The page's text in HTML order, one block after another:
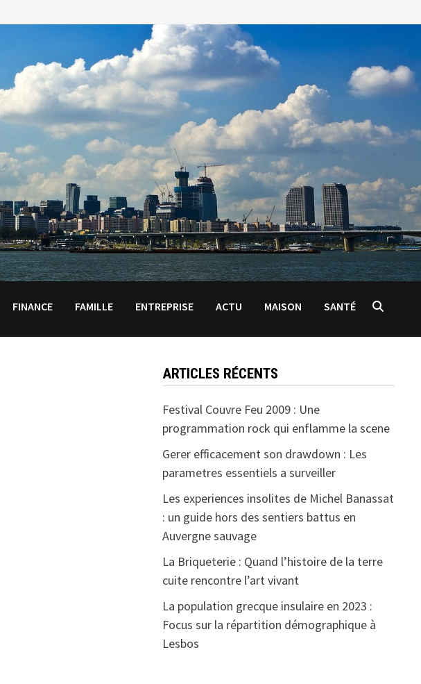
FINANCE FAMILLE ENTREPRISE ACTU MAISON SANTÉ
ARTICLES RÉCENTS
Festival Couvre Feu 2009 : Une
programmation rock qui enflamme la scene
Gerer efficacement son drawdown : Les
parametres essentiels a surveiller
Les experiences insolites de Michel Banassat
: un guide hors des sentiers battus en
Auvergne sauvage
La Briqueterie : Quand l’histoire de la terre
cuite rencontre l’art vivant
La population grecque insulaire en 2023 :
Focus sur la répartition démographique à
Lesbos